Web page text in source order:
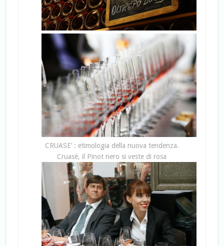
CRUASE’ : etimologia della nuova tendenza.
Cruasè, il Pinot nero si veste di rosa